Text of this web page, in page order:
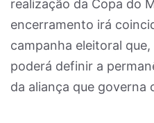
realização da Copa do
encerramento irá
campanha eleitoral
poderá definir a
da aliança que governa